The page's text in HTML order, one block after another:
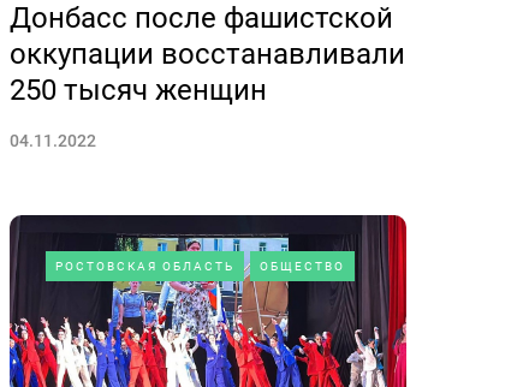
Донбасс после фашистской
оккупации восстанавливали
250 тысяч женщин
04.11.2022
РОСТОВСКАЯ ОБЛАСТЬ ОБЩЕСТВО